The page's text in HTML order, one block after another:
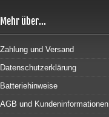
Mehr über...
Zahlung und Versand
Datenschutzerklärung
Batteriehinweise
AGB und Kundeninformationen